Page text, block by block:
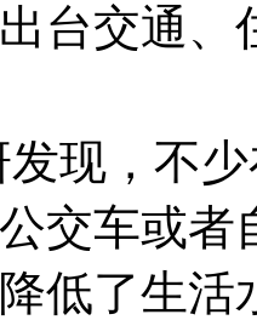
台交通、
现，不少
交车或
低了生